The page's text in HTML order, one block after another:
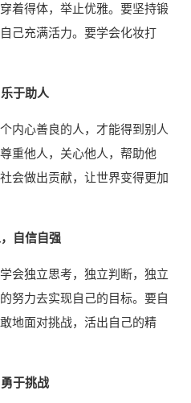
着得体，举止优雅。要坚持锻
己充满活力。要学会化妆打
于助人
内心善良的人，才能得到别人
重他人，关心他人，帮助他
会做出贡献，让世界变得更加
自信自强
会独立思考，独立判断，独立
努力去实现自己的目标。要自
地面对挑战，活出自己的精
于挑战